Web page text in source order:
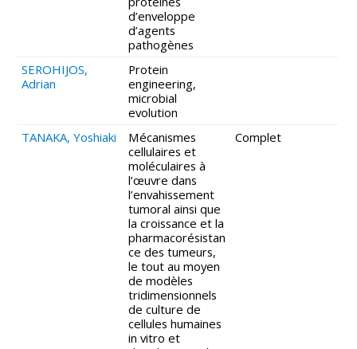
d’enveloppe
d’agents
pathogènes
SEROHIJOS,
Adrian
Protein
engineering,
microbial
evolution
TANAKA, Yoshiaki
Mécanismes
cellulaires et
moléculaires à
l’œuvre dans
l’envahissement
tumoral ainsi que
la croissance et la
pharmacorésistan
ce des tumeurs,
le tout au moyen
de modèles
tridimensionnels
de culture de
cellules humaines
in vitro et
Complet